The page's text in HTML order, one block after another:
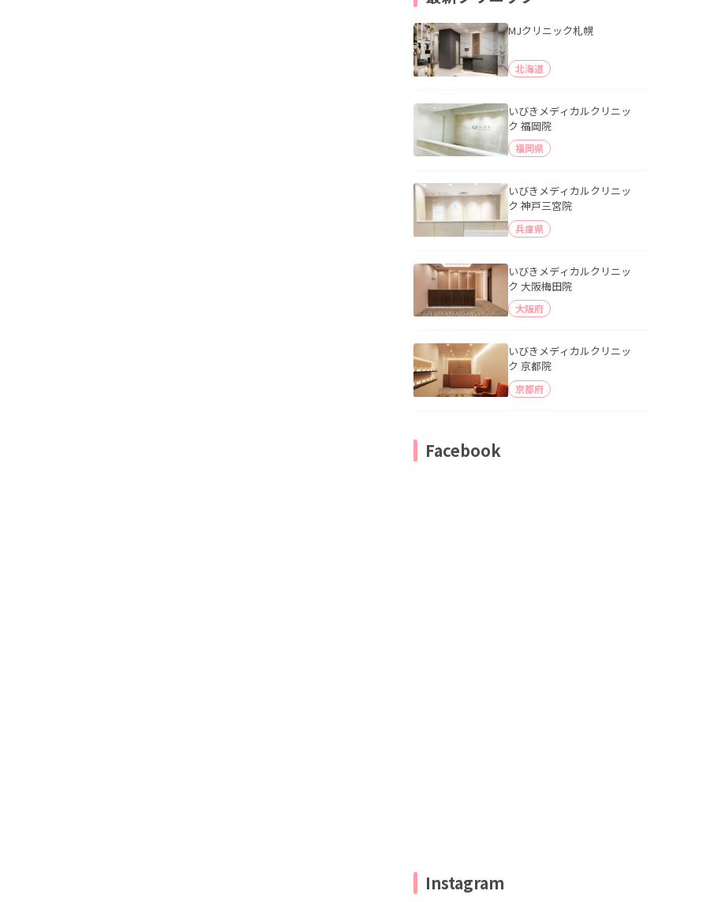
MJクリニック札幌
北海道
いびきメディカルクリニッ
ク 福岡院
福岡県
いびきメディカルクリニッ
ク 神戸三宮院
兵庫県
いびきメディカルクリニッ
ク 大阪梅田院
大阪府
いびきメディカルクリニッ
ク 京都院
京都府
Facebook
Instagram